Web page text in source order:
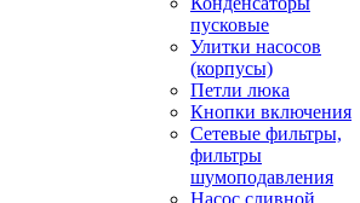
пусковые
Улитки насосов
(корпусы)
Петли люка
Кнопки включения
Сетевые фильтры,
фильтры
шумоподавления
Насос сливной